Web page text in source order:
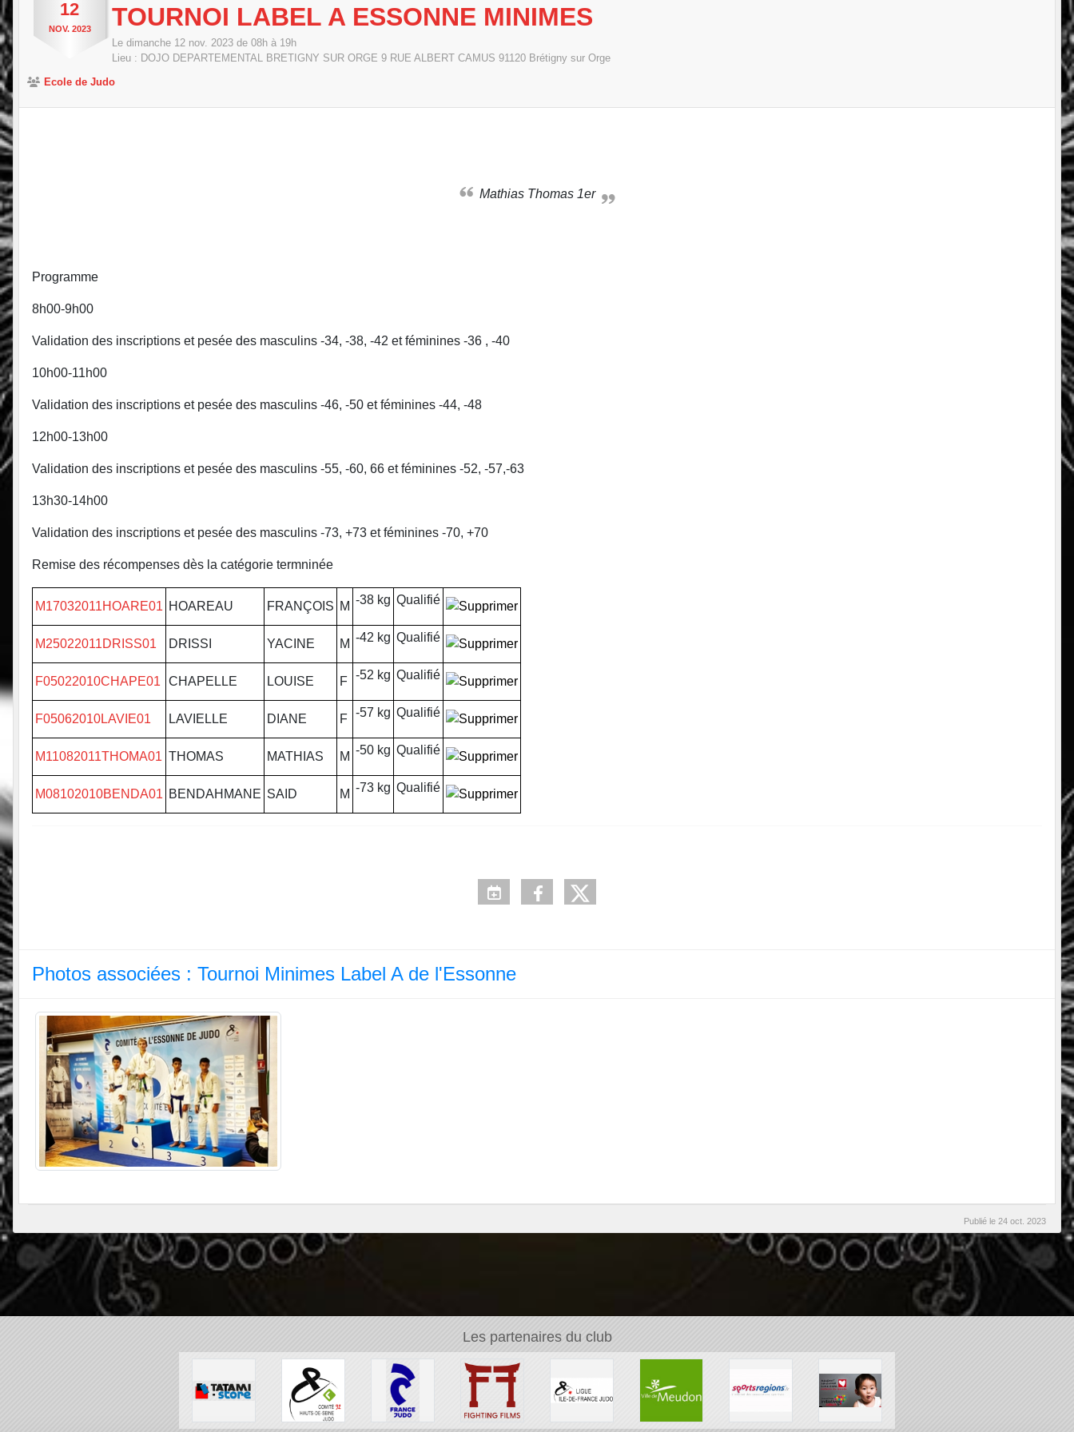
12
NOV. 2023 TOURNOI LABEL A ESSONNE MINIMES
Le dimanche 12 nov. 2023 de 08h à 19h
Lieu : DOJO DEPARTEMENTAL BRETIGNY SUR ORGE 9 RUE ALBERT CAMUS 91120 Brétigny sur Orge
Ecole de Judo
Mathias Thomas 1er
Programme
8h00-9h00
Validation des inscriptions et pesée des masculins -34, -38, -42 et féminines -36 , -40
10h00-11h00
Validation des inscriptions et pesée des masculins -46, -50 et féminines -44, -48
12h00-13h00
Validation des inscriptions et pesée des masculins -55, -60, 66 et féminines -52, -57,-63
13h30-14h00
Validation des inscriptions et pesée des masculins -73, +73 et féminines -70, +70
Remise des récompenses dès la catégorie termninée
M17032011HOARE01 HOAREAU FRANÇOIS M -38 kg Qualifié
M25022011DRISS01 DRISSI YACINE M -42 kg Qualifié
F05022010CHAPE01 CHAPELLE LOUISE F -52 kg Qualifié
F05062010LAVIE01 LAVIELLE DIANE F -57 kg Qualifié
M11082011THOMA01 THOMAS MATHIAS M -50 kg Qualifié
M08102010BENDA01 BENDAHMANE SAID M -73 kg Qualifié
Photos associées : Tournoi Minimes Label A de l'Essonne
Publié le 24 oct. 2023
Les partenaires du club